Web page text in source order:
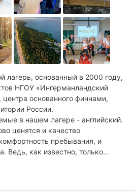
лагерь, основанный в 2000 году,
НГОУ «Ингерманландский
основанного финнами,
России.
в нашем лагере - английский.
ценятся и качество
пребывания, и
Ведь, как известно, только
можно отдохнуть с